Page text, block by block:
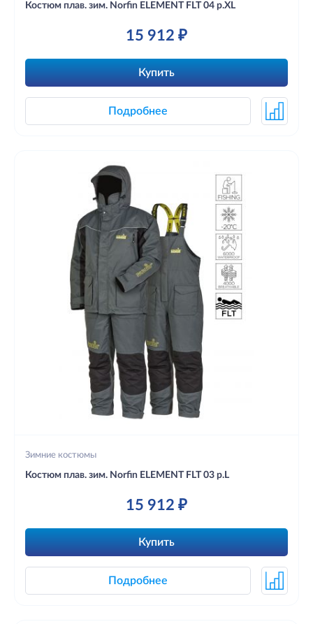
Костюм плав. зим. Norfin ELEMENT FLT 04 р.XL
15 912 ₽
Купить
Подробнее
Зимние костюмы
Костюм плав. зим. Norfin ELEMENT FLT 03 р.L
15 912 ₽
Купить
Подробнее